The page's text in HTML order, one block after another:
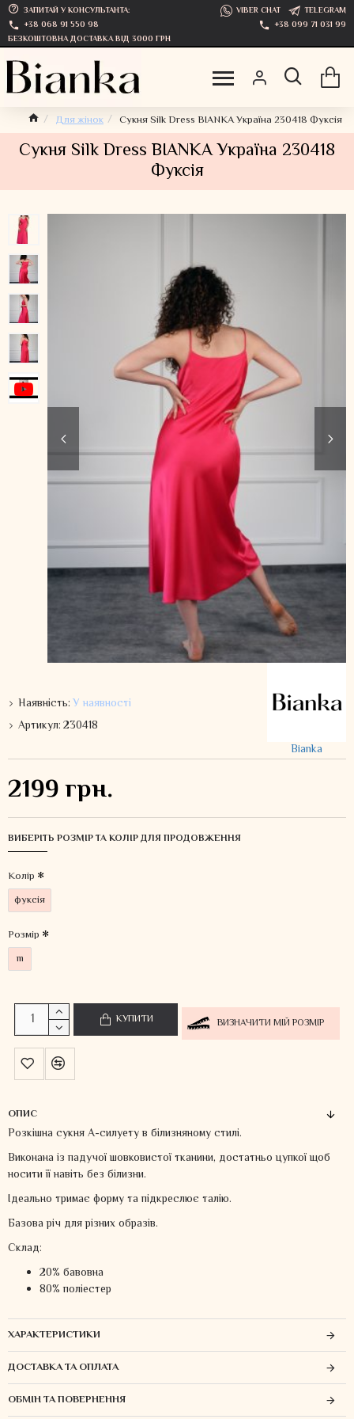
ЗАПИТАЙ У КОНСУЛЬТАНТА: VIBER CHAT
TELEGRAM
+38 068 91 550 98
+38 099 71 031 99
БЕЗКОШТОВНА ДОСТАВКА ВІД 3000 ГРН
Для жінок Сукня Silk Dress BIANKA Україна 230418 Фуксія
Сукня Silk Dress BIANKA Україна 230418
Фуксія
Наявність:У наявності
Артикул:230418
Bianka
2199 грн.
ВИБЕРІТЬ РОЗМІР ТА КОЛІР ДЛЯ ПРОДОВЖЕННЯ
Колiр
фуксія
Розмір
m
КУПИТИ ВИЗНАЧИТИ МІЙ РОЗМІР
ОПИС
Розкішна сукня А-силуету в білизняному стилі.
Виконана із падучої шовковистої тканини, достатньо цупкої щоб
носити її навіть без білизни.
Ідеально тримає форму та підкреслює талію.
Базова річ для різних образів.
Склад:
20% бавовна
80% поліестер
ХАРАКТЕРИСТИКИ
ДОСТАВКА ТА ОПЛАТА
ОБМІН ТА ПОВЕРНЕННЯ